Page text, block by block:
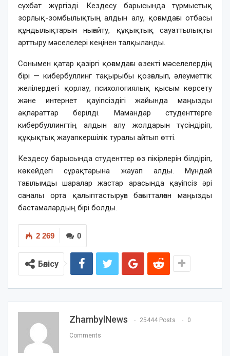
сұхбат жүргізді. Кездесу барысында тұрмыстық
зорлық-зомбылықтың алдын алу, қоғамдағы отбасы
құндылықтарын нығайту, құқықтық сауаттылықты
арттыру мәселелері кеңінен талқыланды.
Сонымен қатар қазіргі қоғамдағы өзекті мәселелердің
бірі — кибербуллинг тақырыбы қозғалып, әлеуметтік
желілердегі қорлау, психологиялық қысым көрсету
және интернет қауіпсіздігі жайында маңызды
ақпараттар берілді. Мамандар студенттерге
кибербуллингтің алдын алу жолдарын түсіндіріп,
құқықтық жауапкершілік туралы айтып өтті.
Кездесу барысында студенттер өз пікірлерін білдіріп,
көкейдегі сұрақтарына жауап алды. Мұндай
тағылымды шаралар жастар арасында қауіпсіз әрі
саналы орта қалыптастыруға бағытталған маңызды
бастамалардың бірі болды.
0
2 269
Бөлісу
ZhambylNews 25444 Posts 0
Comments